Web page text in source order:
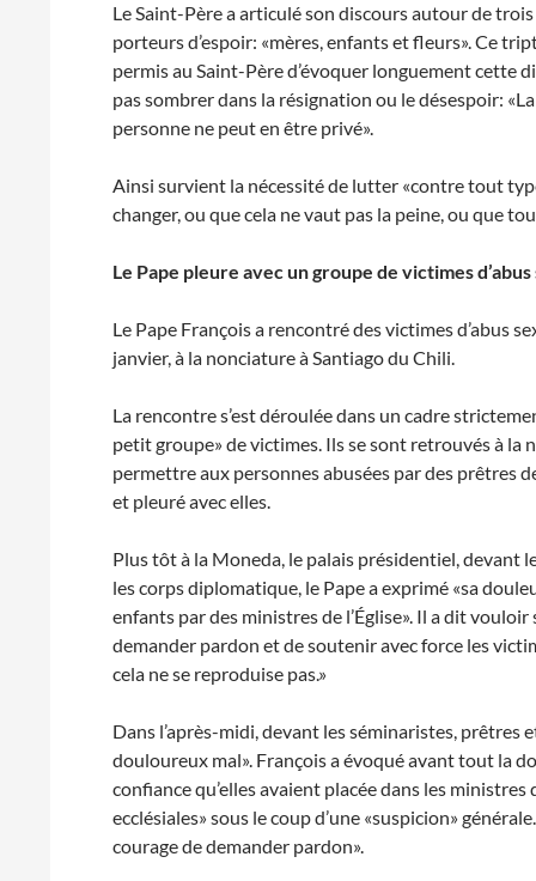
Le Saint-Père a articulé son discours autour de
porteurs d’espoir: «mères, enfants et fleurs». Ce
permis au Saint-Père d’évoquer longuement cette
pas sombrer dans la résignation ou le désespoir:
personne ne peut en être privé».
Ainsi survient la nécessité de lutter «contre tout
changer, ou que cela ne vaut pas la peine, ou que
Le Pape pleure avec un groupe de victimes
Le Pape François a rencontré des victimes d’abus
janvier, à la nonciature à Santiago du Chili.
La rencontre s’est déroulée dans un cadre
petit groupe» de victimes. Ils se sont retrouvés à la
permettre aux personnes abusées par des prêtres
et pleuré avec elles.
Plus tôt à la Moneda, le palais présidentiel, devant
les corps diplomatique, le Pape a exprimé «sa
enfants par des ministres de l’Église». Il a dit vouloir
demander pardon et de soutenir avec force les
cela ne se reproduise pas.»
Dans l’après-midi, devant les séminaristes, prêtres
douloureux mal». François a évoqué avant tout la
confiance qu’elles avaient placée dans les
ecclésiales» sous le coup d’une «suspicion»
courage de demander pardon».